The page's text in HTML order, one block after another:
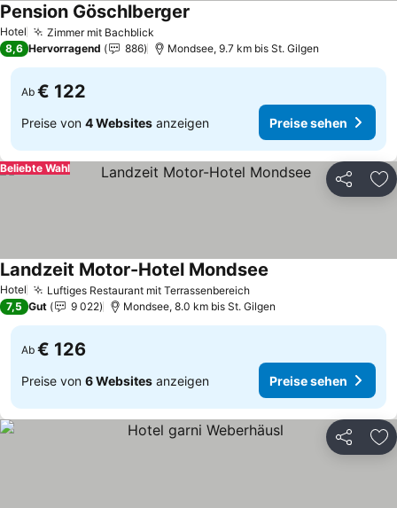
Hotel Zimmer mit Bachblick
Pension Göschlberger
8,6 Hervorragend 886 Mondsee, 9.7 km bis St. Gilgen
Ab € 122
Preise von 4 Websites anzeigen Preise sehen
Teilen
Beliebte Wahl
Hotel Luftiges Restaurant mit TerrassenbereichPreise sehen
Landzeit Motor-Hotel Mondsee
7,5 Gut 9 022 Mondsee, 8.0 km bis St. Gilgen
Ab € 126
Preise von 6 Websites anzeigen Preise sehen
Teilen